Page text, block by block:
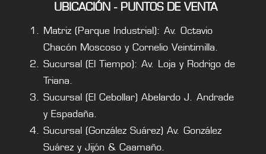
UBICACIÓN - PUNTOS DE VENTA
Matriz (Parque Industrial): Av. Octavio
Chacón Moscoso y Cornelio Veintimilla.
Sucursal (El Tiempo): Av. Loja y Rodrigo de
Triana.
Sucursal (El Cebollar) Abelardo J. Andrade
y Espadaña.
Sucursal (González Suárez) Av. González
Suárez y Jijón & Caamaño.